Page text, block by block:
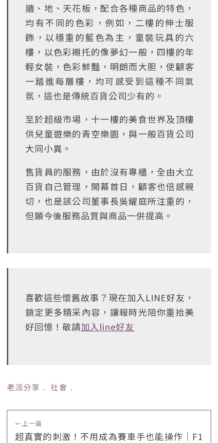
牆、地、天花板，配合各種商品的特色，
均有不同的色彩，例如，二樓的伸士服
飾，以穩重的藍色為主，童裝玩具的六
樓，以色彩襯托的像夢幻一般，四樓的年
輕女裝，色彩鮮豔，明朗而大胆，使顧客
一踏進每層樓，均可感受到這種不同氣
氛，這也是傳統百貨公司少有的。
至於超級市場，十一樓的美食世界及頂樓
供兒童遊樂的青空樂園，與一般百貨公司
大同小異。
售貨員的服務，由於沒有專櫃，全由大立
百貨自己管理，開幕首日，顧客也倍感親
切，也是該公司董事長吳耀庭所注重的，
但願今後服務品質與商品一併提高。
喜歡這些懷舊故事？現在加入LINE好友，
鎖定更多精采內容，讓報時光陪你重拾美
好回憶！敬請加入line好友
老派分享 ﹒ 社會 ﹒
←上一篇
超真實的刺激！不用成為賽車手也能操作｜F1